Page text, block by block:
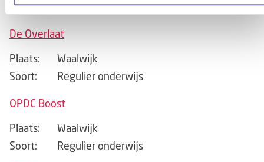
Soort:
Regulier onderwijs
De Overlaat
Plaats:
Waalwijk
Soort:
Regulier onderwijs
OPDC Boost
Plaats:
Waalwijk
Soort:
Regulier onderwijs